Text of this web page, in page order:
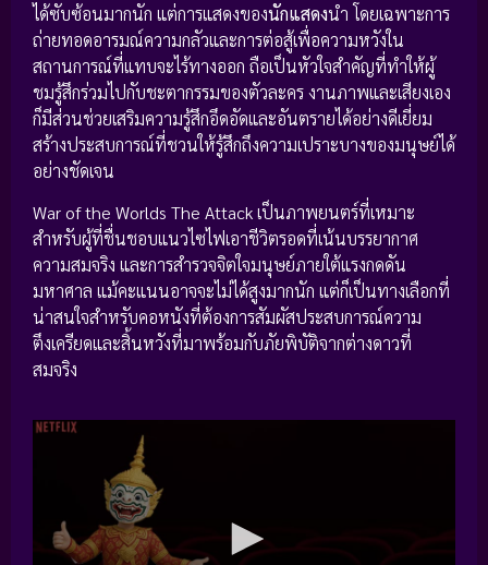
ได้ซับซ้อนมากนัก แต่การแสดงของนักแสดงนำ โดยเฉพาะการ
ถ่ายทอดอารมณ์ความกลัวและการต่อสู้เพื่อความหวังใน
สถานการณ์ที่แทบจะไร้ทางออก ถือเป็นหัวใจสำคัญที่ทำให้ผู้
ชมรู้สึกร่วมไปกับชะตากรรมของตัวละคร งานภาพและเสียงเอง
ก็มีส่วนช่วยเสริมความรู้สึกอึดอัดและอันตรายได้อย่างดีเยี่ยม
สร้างประสบการณ์ที่ชวนให้รู้สึกถึงความเปราะบางของมนุษย์ได้
อย่างชัดเจน
War of the Worlds The Attack เป็นภาพยนตร์ที่เหมาะ
สำหรับผู้ที่ชื่นชอบแนวไซไฟเอาชีวิตรอดที่เน้นบรรยากาศ
ความสมจริง และการสำรวจจิตใจมนุษย์ภายใต้แรงกดดัน
มหาศาล แม้คะแนนอาจจะไม่ได้สูงมากนัก แต่ก็เป็นทางเลือกที่
น่าสนใจสำหรับคอหนังที่ต้องการสัมผัสประสบการณ์ความ
ตึงเครียดและสิ้นหวังที่มาพร้อมกับภัยพิบัติจากต่างดาวที่
สมจริง